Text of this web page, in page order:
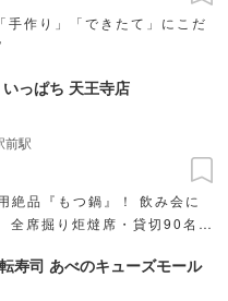
手作り」「できたて」にこだ
っぱち 天王寺店
絶品『もつ鍋』！ 飲み会に
席掘り炬燵席・貸切90名様
前駅
寿司 あべのキューズモール